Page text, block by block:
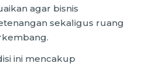
agar bisnis
sekaligus ruang
ini mencakup